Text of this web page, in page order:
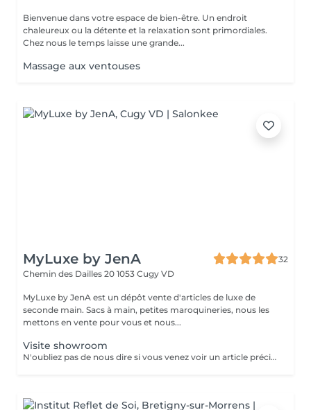
Bienvenue dans votre espace de bien-être. Un endroit
chaleureux ou la détente et la relaxation sont primordiales.
Chez nous le temps laisse une grande...
Massage aux ventouses
MyLuxe by JenA
32
Chemin des Dailles 20 1053 Cugy VD
MyLuxe by JenA est un dépôt vente d'articles de luxe de
seconde main. Sacs à main, petites maroquineries, nous les
mettons en vente pour vous et nous...
Visite showroom
N'oubliez pas de nous dire si vous venez voir un article précis, sinon il pourrait être vendu entre temps.